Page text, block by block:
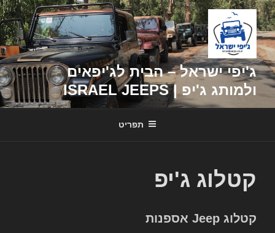
דילוג
לתוכן
ג'יפי ישראל – הבית לג'יפאים
ולמותג ג'יפ | ISRAEL JEEPS
תפריט
קטלוג ג'יפ
קטלוג Jeep אספנות